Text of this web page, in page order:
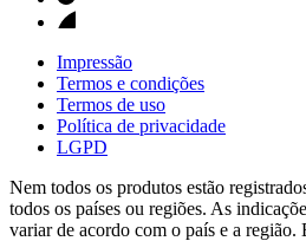
Impressão
Termos e condições
Termos de uso
Política de privacidade
LGPD
Nem todos os produtos estão
todos os países ou regiões. As
variar de acordo com o país e a região.